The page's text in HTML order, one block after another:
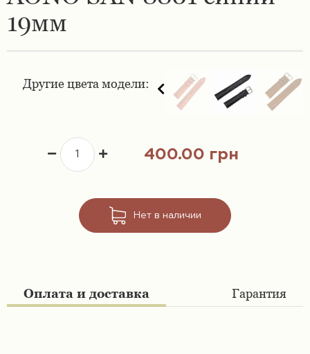
Ремешки 19 мм
Ремешки 21 мм
Ремешки 23 мм
Ремешки 26 мм
Ремешки для часов Tissot
Ремешки для часов Ulysse Nardin
19мм
Другие цвета модели:
400.00 грн
Нет в наличии
Оплата и доставка Гарантия